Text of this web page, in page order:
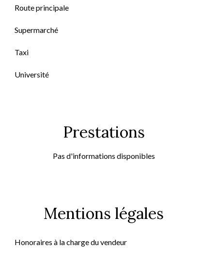
Route principale
Supermarché
Taxi
Université
Prestations
Pas d'informations disponibles
Mentions légales
Honoraires à la charge du vendeur